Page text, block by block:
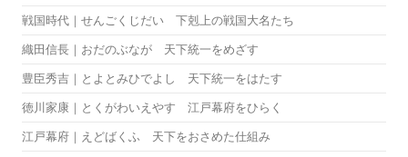
戦国時代｜せんごくじだい 下剋上の戦国大名たち
織田信長｜おだのぶなが 天下統一をめざす
豊臣秀吉｜とよとみひでよし 天下統一をはたす
徳川家康｜とくがわいえやす 江戸幕府をひらく
江戸幕府｜えどばくふ 天下をおさめた仕組み